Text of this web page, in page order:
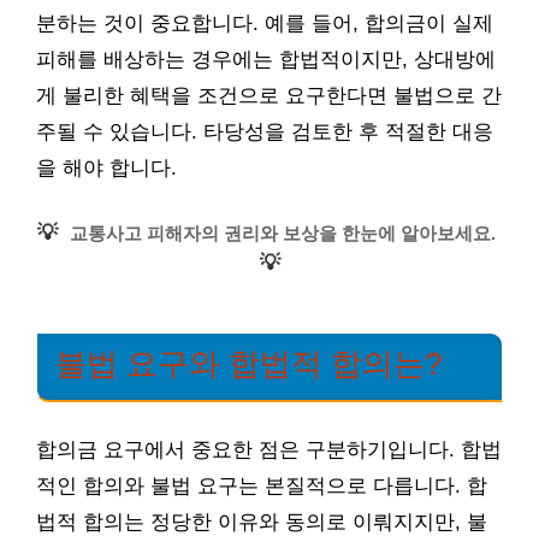
분하는 것이 중요합니다. 예를 들어, 합의금이 실제
피해를 배상하는 경우에는 합법적이지만, 상대방에
게 불리한 혜택을 조건으로 요구한다면 불법으로 간
주될 수 있습니다. 타당성을 검토한 후 적절한 대응
을 해야 합니다.
💡 교통사고 피해자의 권리와 보상을 한눈에 알아보세요.
💡
불법 요구와 합법적 합의는?
합의금 요구에서 중요한 점은 구분하기입니다. 합법
적인 합의와 불법 요구는 본질적으로 다릅니다. 합
법적 합의는 정당한 이유와 동의로 이뤄지지만, 불